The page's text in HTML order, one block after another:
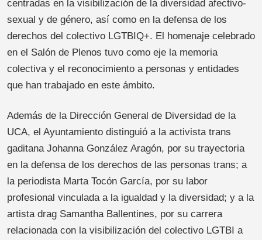
centradas en la visibilización de la diversidad afectivo-
sexual y de género, así como en la defensa de los
derechos del colectivo LGTBIQ+. El homenaje celebrado
en el Salón de Plenos tuvo como eje la memoria
colectiva y el reconocimiento a personas y entidades
que han trabajado en este ámbito.
Además de la Dirección General de Diversidad de la
UCA, el Ayuntamiento distinguió a la activista trans
gaditana Johanna González Aragón, por su trayectoria
en la defensa de los derechos de las personas trans; a
la periodista Marta Tocón García, por su labor
profesional vinculada a la igualdad y la diversidad; y a la
artista drag Samantha Ballentines, por su carrera
relacionada con la visibilización del colectivo LGTBI a